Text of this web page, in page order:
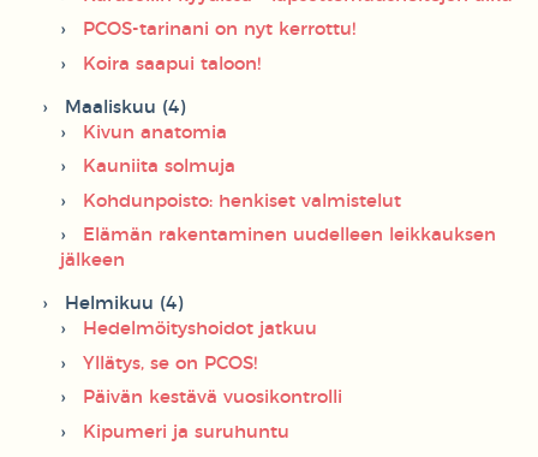
PCOS-tarinani on nyt kerrottu!
Koira saapui taloon!
Maaliskuu (4)
Kivun anatomia
Kauniita solmuja
Kohdunpoisto: henkiset valmistelut
Elämän rakentaminen uudelleen leikkauksen
jälkeen
Helmikuu (4)
Hedelmöityshoidot jatkuu
Yllätys, se on PCOS!
Päivän kestävä vuosikontrolli
Kipumeri ja suruhuntu